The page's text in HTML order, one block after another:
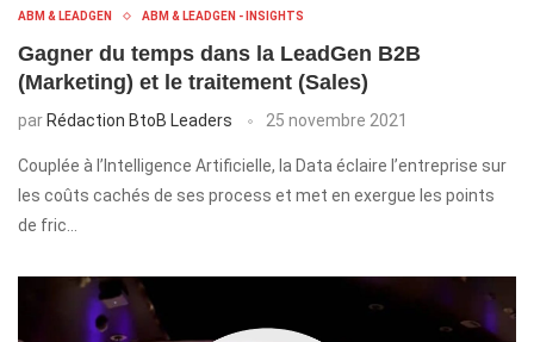
ABM & LEADGEN ABM & LEADGEN - INSIGHTS
Gagner du temps dans la LeadGen B2B
(Marketing) et le traitement (Sales)
par Rédaction BtoB Leaders 25 novembre 2021
Couplée à l’Intelligence Artificielle, la Data éclaire l’entreprise sur
les coûts cachés de ses process et met en exergue les points
de fric…